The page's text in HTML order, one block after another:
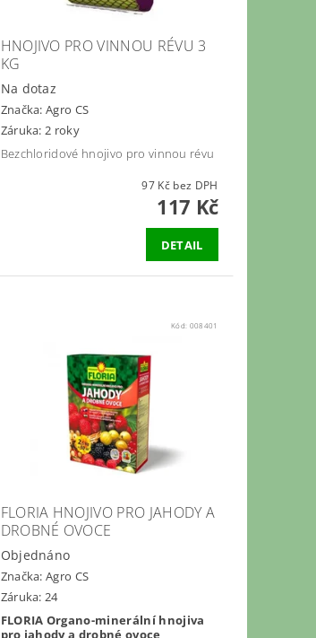
HNOJIVO PRO VINNOU RÉVU 3
KG
Na dotaz
Značka:Agro CS
Záruka: 2 roky
Bezchloridové hnojivo pro vinnou révu
97 Kč bez DPH
117 Kč
DETAIL
Kód: 008401
FLORIA HNOJIVO PRO JAHODY A
DROBNÉ OVOCE
Objednáno
Značka:Agro CS
Záruka: 24
FLORIA Organo-minerální hnojiva
pro jahody a drobné ovoce